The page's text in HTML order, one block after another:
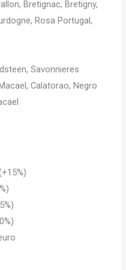
Bretignac, Bretigny,
Rosa Portugal,
Savonnieres
Calatorao, Negro